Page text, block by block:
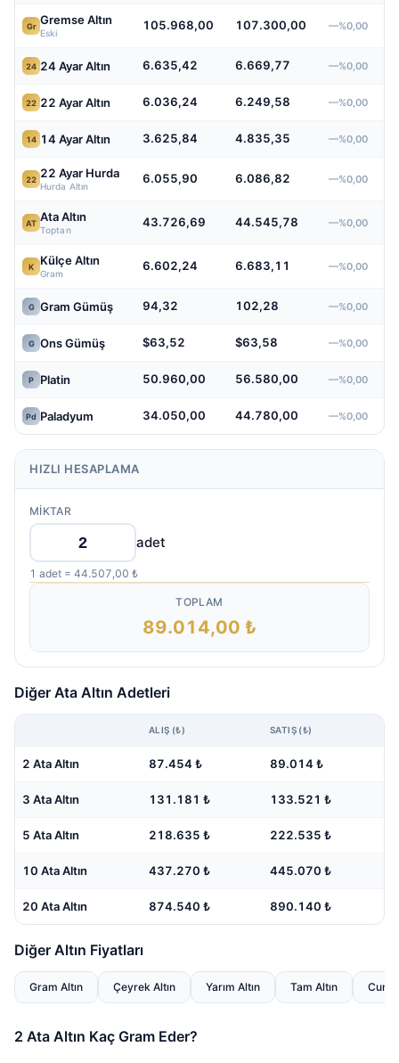
Gr Gremse Altın
Eski
105.968,00 107.300,00 —%0,00
24 24 Ayar Altın 6.635,42 6.669,77 —%0,00
22 22 Ayar Altın 6.036,24 6.249,58 —%0,00
14 14 Ayar Altın 3.625,84 4.835,35 —%0,00
22 22 Ayar Hurda
Hurda Altın
6.055,90 6.086,82 —%0,00
AT Ata Altın
Toptan
43.726,69 44.545,78 —%0,00
K Külçe Altın
Gram
6.602,24 6.683,11 —%0,00
G Gram Gümüş 94,32 102,28 —%0,00
G Ons Gümüş $63,52 $63,58 —%0,00
P Platin 50.960,00 56.580,00 —%0,00
Pd Paladyum 34.050,00 44.780,00 —%0,00
HIZLI HESAPLAMA
MIKTAR
adet
1 adet = 44.507,00 ₺
TOPLAM
89.014,00 ₺
Diğer Ata Altın Adetleri
ALIŞ (₺) SATIŞ (₺)
2 Ata Altın 87.454 ₺ 89.014 ₺
3 Ata Altın 131.181 ₺ 133.521 ₺
5 Ata Altın 218.635 ₺ 222.535 ₺
10 Ata Altın 437.270 ₺ 445.070 ₺
20 Ata Altın 874.540 ₺ 890.140 ₺
Diğer Altın Fiyatları
Gram Altın Çeyrek Altın Yarım Altın Tam Altın
2 Ata Altın Kaç Gram Eder?